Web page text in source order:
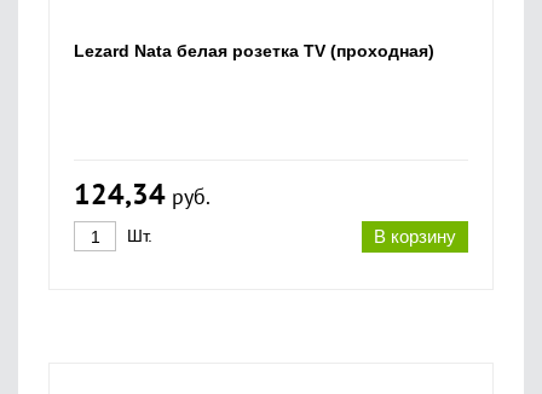
Lezard Nata белая розетка TV (проходная)
124,34 руб.
В корзину
Шт.